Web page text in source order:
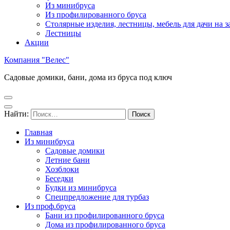
Из минибруса
Из профилированного бруса
Столярные изделия, лестницы, мебель для дачи на
Лестницы
Акции
Компания "Велес"
Садовые домики, бани, дома из бруса под ключ
Найти:
Главная
Из минибруса
Садовые домики
Летние бани
Хозблоки
Беседки
Будки из минибруса
Спецпредложение для турбаз
Из проф.бруса
Бани из профилированного бруса
Дома из профилированного бруса